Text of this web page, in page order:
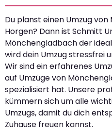
Du planst einen Umzug
Horgen? Dann ist Schmitt
Mönchengladbach der
wird dein Umzug stressfrei
Wir sind ein erfahrenes
auf Umzüge von
spezialisiert hat. Unsere
kümmern sich um alle
Umzugs, damit du dich
Zuhause freuen kannst.